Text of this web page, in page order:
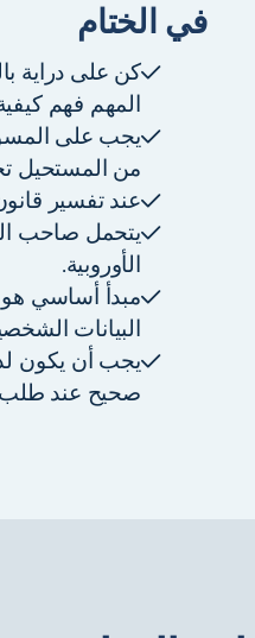
في الختام
كن على دراية
المهم فهم
يجب على
من المستحيل
عند تفسير
يتحمل صاحب
الأوروبية.
مبدأ أساسي
البيانات
يجب أن يكون
صحيح عند